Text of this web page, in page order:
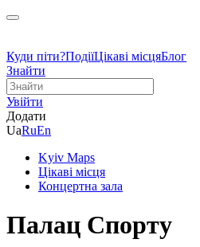
Куди піти?ПодіїЦікаві місцяБлог
Знайти
Увійти
Додати
UaRuEn
Kyiv Maps
Цікаві місця
Концертна зала
Палац Спорту